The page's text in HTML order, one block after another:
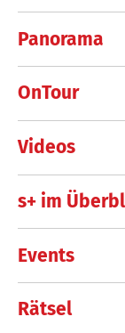
Panorama
OnTour
Videos
s+ im
Events
Rätsel